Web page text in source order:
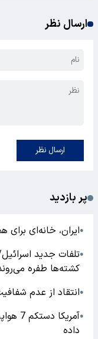
ارسال نظر
ارسال نظر
پر بازدید
●ایران، خانه‌ای
●تلفات جدید
کشته‌ها طفره
●انتقاد از عدم
●
داده